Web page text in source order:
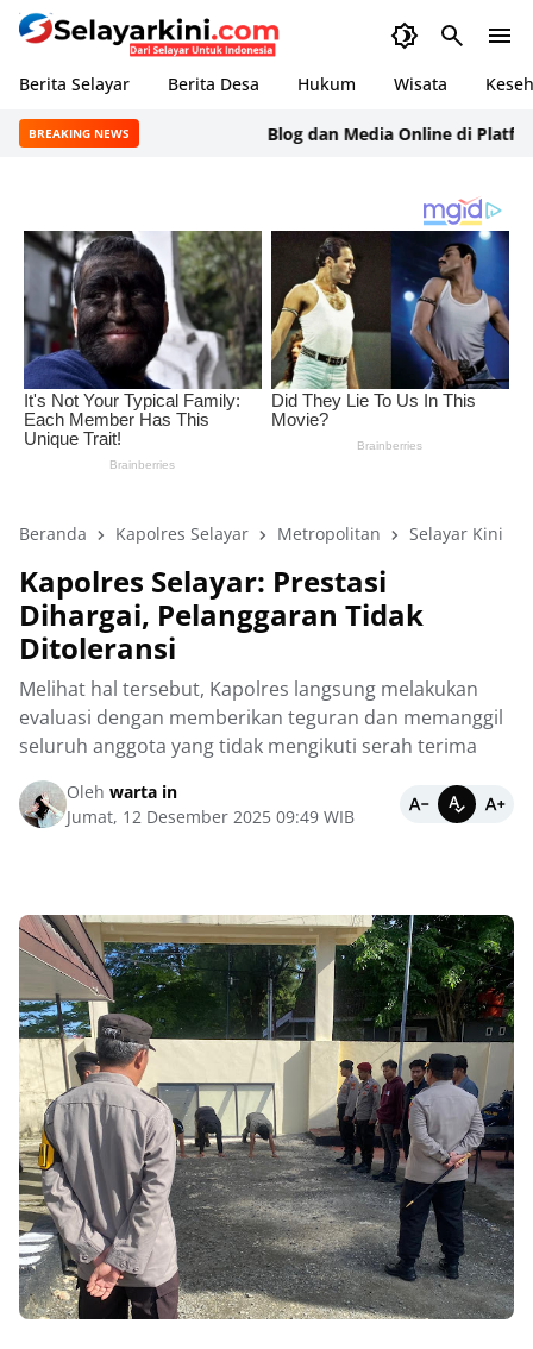
Berita Selayar Berita Desa Hukum Wisata
BREAKING NEWS Blog dan Media Online di Platform
Beranda Kapolres Selayar Metropolitan Selayar Kini
Kapolres Selayar: Prestasi
Dihargai, Pelanggaran Tidak
Ditoleransi
Melihat hal tersebut, Kapolres langsung melakukan
evaluasi dengan memberikan teguran dan memanggil
seluruh anggota yang tidak mengikuti serah terima
Oleh warta in
Jumat, 12 Desember 2025 09:49 WIB